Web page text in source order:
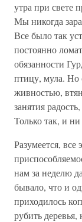
утра при свете
Мы никогда
Все было так
постоянно
обязанности
птицу, мула. Но
живностью,
занятия
Только так, и
Разумеется, все
нам за неделю
бывало, что и
приходилось
рубить деревья,